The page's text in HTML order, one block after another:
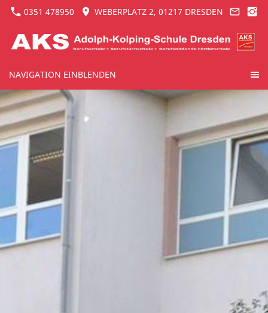
0351 478950 WEBERPLATZ 2, 01217 DRESDEN
NAVIGATION EINBLENDEN